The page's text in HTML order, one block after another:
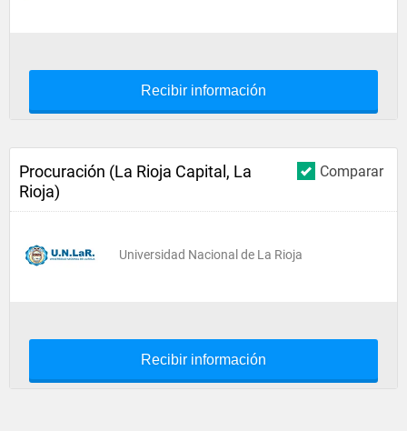
Recibir información
Comparar
Procuración (La Rioja Capital, La
Rioja)
Universidad Nacional de La Rioja
Recibir información